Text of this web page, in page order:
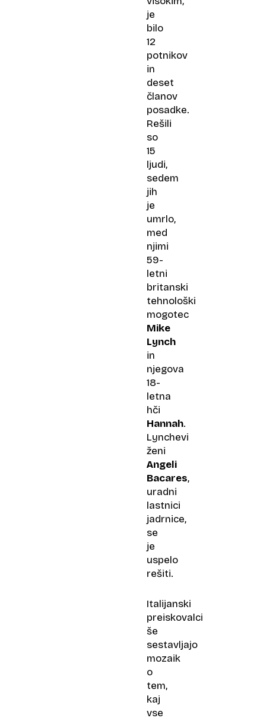
je
bilo
12
potnikov
in
deset
članov
posadke.
Rešili
so
15
ljudi,
sedem
jih
je
umrlo,
med
njimi
59-
letni
britanski
tehnološki
mogotec
Mike
Lynch
in
njegova
18-
letna
hči
Hannah.
Lynchevi
ženi
Angeli
Bacares,
uradni
lastnici
jadrnice,
se
je
uspelo
rešiti.
Italijanski
preiskovalci
še
sestavljajo
mozaik
o
tem,
kaj
vse